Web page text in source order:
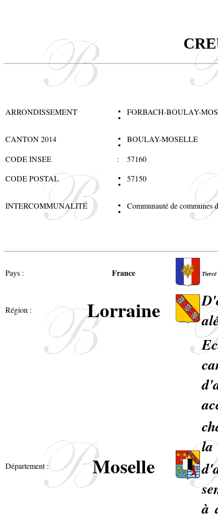
ARRONDISSEMENT : FORBACH-BOULAY-
CANTON 2014 :
BOULAY-MOSELLE
CODE INSEE
:
57160
CODE POSTAL
: 57150
INTERCOMMUNALITÉ : Communauté de communes
Pays : France
Région : Lorraine
Département : Moselle
la
à